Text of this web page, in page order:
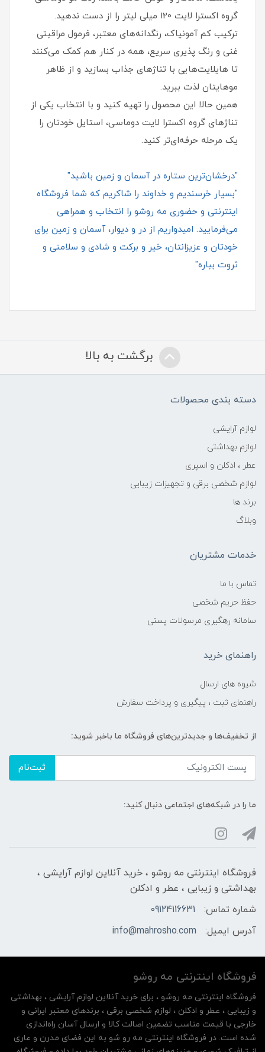
گروه اکسترا لایت 120 میلی لیتر را از دست ندهید.
ترکیب کم‌ آمونیاک، رنگدانه‌های معتبر، فرمول مراقبتی
غنی و رنگ‌ پذیری سریع، همه در کنار هم کمک می‌کنند
تا هایلایت‌هایی با تناژهای جذاب بسازید و از ظاهر
موهایتان لذت ببرید.
همین حالا این محصول را تهیه کنید و با انتخاب یکی از
تناژهای گروه اکسترا لایت دوماسی، استایل خودتان را
یک مرحله حرفه‌ای‌تر کنید.
"درخشان‌ترین ستاره در آسمان و زمین باشید"
"بسیار خرسندیم و خداوند را شاکریم که شما فروشگاه
اینترنتی و حضوری مه روشو را انتخاب و همراهی
می‌فرمایید. امیدواریم از در و دیوار، آسمان و زمین برای
خودتان و عزیزانتان، خیر و برکت و شادی و سلامتی و
ثروت بباره"
برگشت به بالا
دسته بندی محصولات
لوازم آرایشی
لوازم بهداشتی
عطر ، ادکلن و اسپری
لوازم شخصی برقی و تجهیزات زیبایی
برند ها
وبلاگ
خدمات مشتریان
تماس با ما
حفظ حریم شخصی
سامانه رهگیری مرسولات پستی
راهنمای خرید
شیوه های ارسال
راهنمای ثبت ، پیگیری و پرداخت سفارش
از تخفیف‌ها و جدیدترین‌های فروشگاه ما باخبر شوید:
ثبت‌نام
ما را در شبکه‌های اجتماعی دنبال کنید:
فروشگاه اینترنتی مه‌ رو‌شو ، خرید آنلاین لوازم آرایشی ،
بهداشتی و زیبایی ، عطر و ادکلن
شماره تماس:
09124116631
آدرس ایمیل:
info@mahrosho.com
فروشگاه اینترنتی مه‌ رو‌شو
فروشگاه اینترنتی مه‌ رو‌شو ، برای خرید آنلاین لوازم آرایشی ، بهداشتی
و زیبایی ، عطر و ادکلن ، لوازم شخصی برقی ، برندهای معتبر ایرانی و
خارجی با قیمت مناسب تضمین اصالت کالا و ارسال آسان راه‌اندازی
شده است. در فروشگاه اینترنتی مه رو شو به این فضای مدرن و عاری